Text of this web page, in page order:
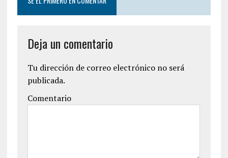
Deja un comentario
Tu dirección de correo electrónico no será
publicada.
Comentario